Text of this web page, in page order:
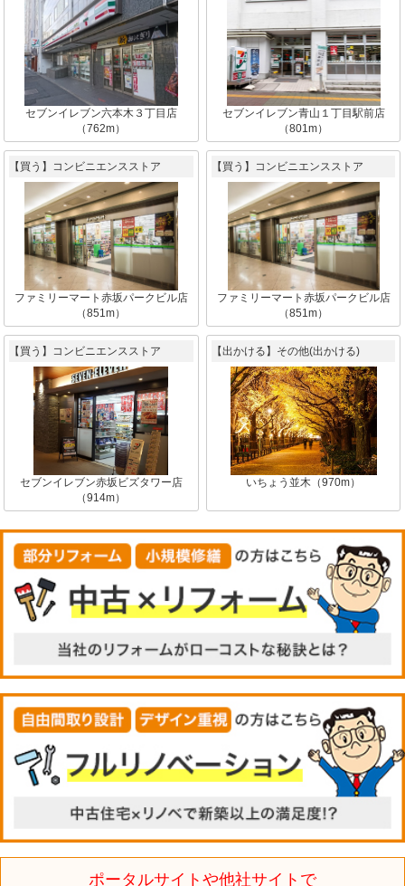
セブンイレブン六本木３丁目店
（762m）
セブンイレブン青山１丁目駅前店
（801m）
【買う】コンビニエンスストア
ファミリーマート赤坂パークビル店
（851m）
【買う】コンビニエンスストア
ファミリーマート赤坂パークビル店
（851m）
【買う】コンビニエンスストア
セブンイレブン赤坂ビズタワー店
（914m）
【出かける】その他(出かける)
いちょう並木（970m）
ポータルサイトや他社サイトで